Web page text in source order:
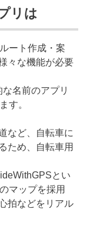
リは
ート作成・案
々な機能が必要
名前のアプリ
す。
など、自転車に
ため、自転車用
とい
マップを採用
拍などをリアル